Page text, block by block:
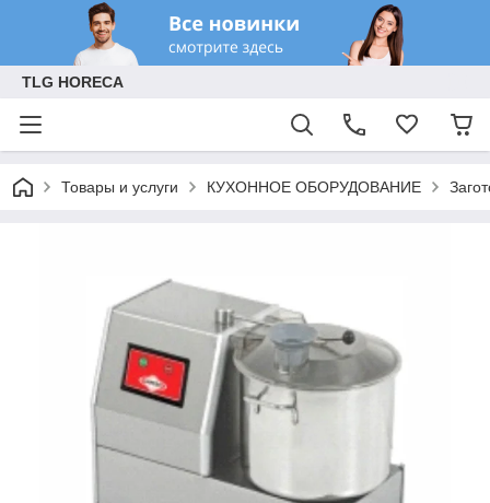
TLG HORECA
Товары и услуги КУХОННОЕ ОБОРУДОВАНИЕ